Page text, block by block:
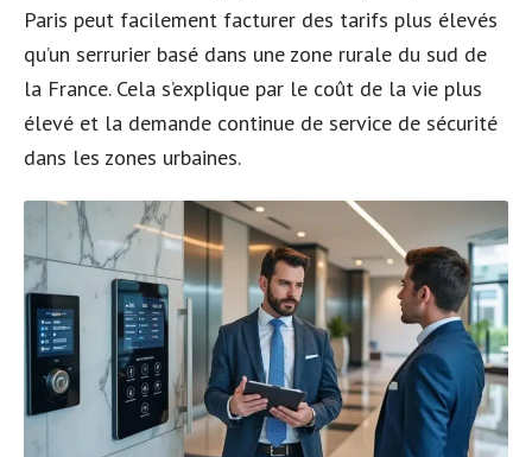
Paris peut facilement facturer des tarifs plus élevés
qu’un serrurier basé dans une zone rurale du sud de
la France. Cela s’explique par le coût de la vie plus
élevé et la demande continue de service de sécurité
dans les zones urbaines.